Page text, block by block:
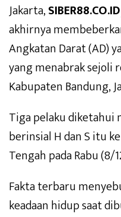
Jakarta,SIBER88.CO.ID
akhirnya
Angkatan Darat (AD)
yang menabrak sejoli
Kabupaten Bandung,
Tiga pelaku diketahui
berinsial H dan S itu
Tengah pada Rabu (8/
Fakta terbaru
keadaan hidup saat